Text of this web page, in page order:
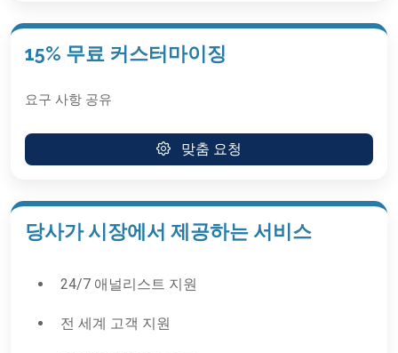
15% 무료 커스터마이징
요구 사항 공유
맞춤 요청
당사가 시장에서 제공하는 서비스
24/7 애널리스트 지원
전 세계 고객 지원